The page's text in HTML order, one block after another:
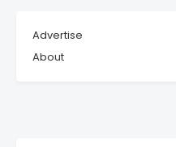
Advertise
About